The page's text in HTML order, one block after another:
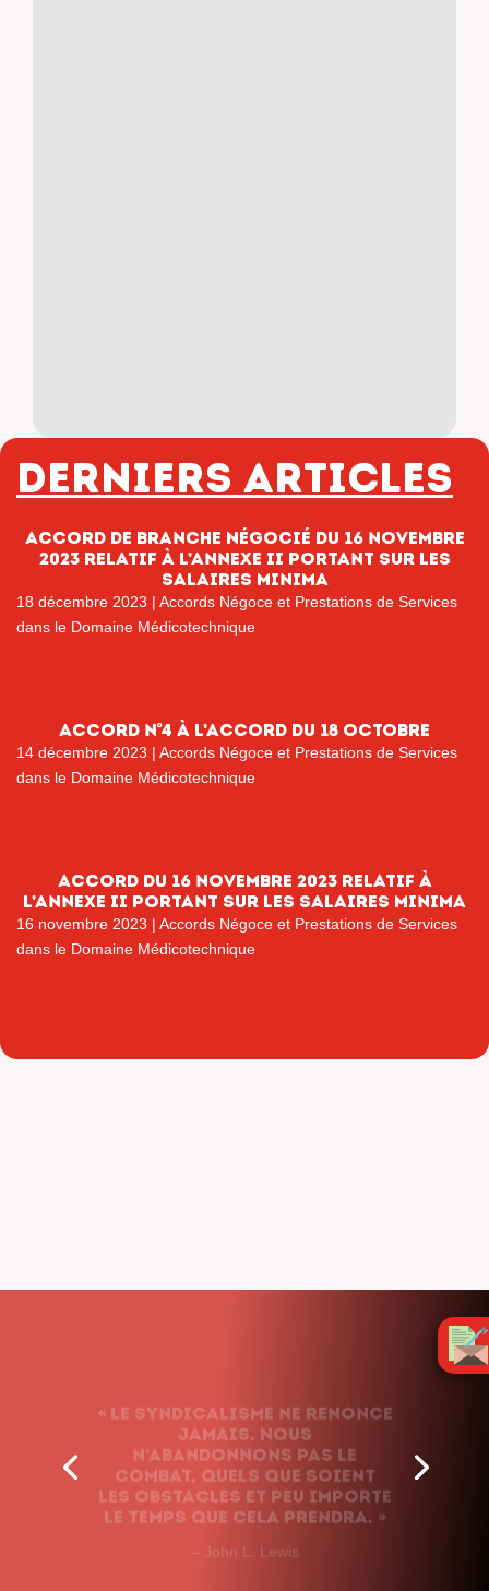
Derniers articles
Accord de branche Négocié du 16 novembre
2023 relatif à l’annexe II portant sur les
salaires minima
18 décembre 2023 | Accords Négoce et Prestations de Services
dans le Domaine Médicotechnique
Accord n°4 à l’accord du 18 octobre
14 décembre 2023 | Accords Négoce et Prestations de Services
dans le Domaine Médicotechnique
Accord du 16 novembre 2023 relatif à
l’annexe II portant sur les salaires minima
16 novembre 2023 | Accords Négoce et Prestations de Services
dans le Domaine Médicotechnique
jamais. Nous
n’abandonnons pas le
combat, quels que soient
les obstacles et peu importe
le temps que cela prendra. »